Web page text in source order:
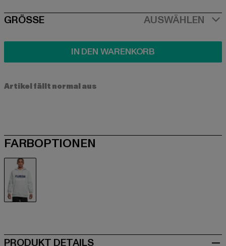
SIZE
GRÖSSE AUSWÄHLEN
IN DEN WARENKORB
Artikel fällt normal aus
FARBOPTIONEN
PRODUKT DETAILS